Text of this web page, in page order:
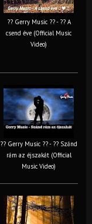
?? Gerry Music ?? - ?? A
csend éve (Official Music
Video)
?? Gerry Music ?? - ?? Szánd
rám az éjszakát (Official
Music Video)